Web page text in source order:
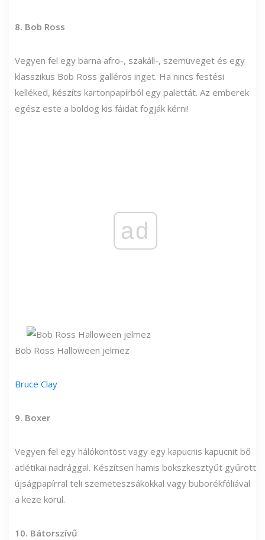
8. Bob Ross
Vegyen fel egy barna afro-, szakáll-, szemüveget és egy
klasszikus Bob Ross galléros inget. Ha nincs festési
kelléked, készíts kartonpapírból egy palettát. Az emberek
egész este a boldog kis fáidat fogják kérni!
ad
Bob Ross Halloween jelmez
Bruce Clay
9. Boxer
Vegyen fel egy hálóköntöst vagy egy kapucnis kapucnit bő
atlétikai nadrággal. Készítsen hamis bokszkesztyűt gyűrött
újságpapírral teli szemeteszsákokkal vagy buborékfóliával
a keze körül.
10. Bátorszívű